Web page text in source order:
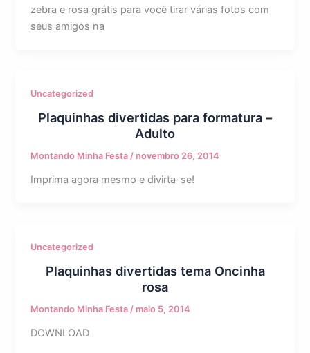
zebra e rosa grátis para você tirar várias fotos com
seus amigos na
Uncategorized
Plaquinhas divertidas para formatura –
Adulto
Montando Minha Festa/ novembro 26, 2014
Imprima agora mesmo e divirta-se!
Uncategorized
Plaquinhas divertidas tema Oncinha
rosa
Montando Minha Festa/ maio 5, 2014
DOWNLOAD